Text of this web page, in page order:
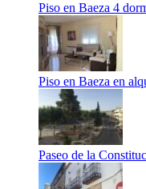
Piso en Baeza 4
Piso en Baeza en
Paseo de la